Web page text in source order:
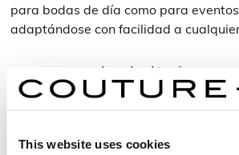
This website uses cookies
para bodas de día como para eventos
adaptándose con facilidad a
Vestidos de día: frescura
o de largo intermedio resultan ideales